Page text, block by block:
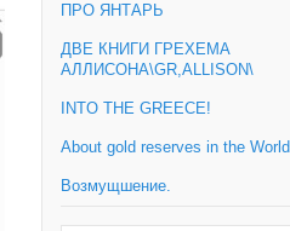
ПРО ЯНТАРЬ
ДВЕ КНИГИ ГРЕХЕМА
АЛЛИСОНА\GR,ALLISON\
INTO THE GREECE!
About gold reserves in the World
Возмущшение.